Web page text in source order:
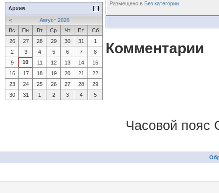
Размещено в Без категории
Комментарии
Архив
<
Август 2026
Вс
Пн Вт Ср Чт Пт
Сб
26
27 28 29 30 31
1
2
3 4 5 6 7
8
9
10 11 12 13 14
15
16
17 18 19 20 21
22
23
24 25 26 27 28
29
30
31 1 2 3 4 5
Часовой пояс